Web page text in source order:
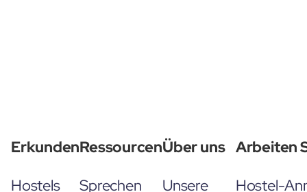
Erkunden
Hostels
Ressourcen
Sprechen
Über uns
Unsere
Arbeiten
Hostel-